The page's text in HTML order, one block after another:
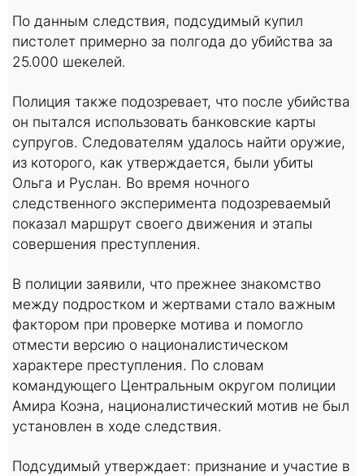
По данным следствия, подсудимый купил
пистолет примерно за полгода до убийства за
25.000 шекелей.
Полиция также подозревает, что после убийства
он пытался использовать банковские карты
супругов. Следователям удалось найти оружие,
из которого, как утверждается, были убиты
Ольга и Руслан. Во время ночного
следственного эксперимента подозреваемый
показал маршрут своего движения и этапы
совершения преступления.
В полиции заявили, что прежнее знакомство
между подростком и жертвами стало важным
фактором при проверке мотива и помогло
отмести версию о националистическом
характере преступления. По словам
командующего Центральным округом полиции
Амира Коэна, националистический мотив не был
установлен в ходе следствия.
Подсудимый утверждает: признание и участие в